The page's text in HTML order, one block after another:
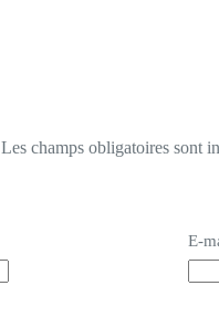
Les champs obligatoires sont
E-